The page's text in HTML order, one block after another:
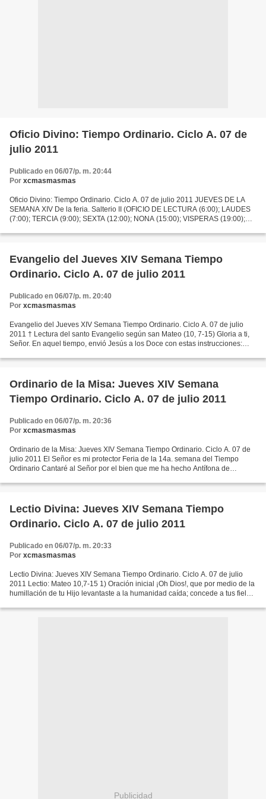
Oficio Divino: Tiempo Ordinario. Ciclo A. 07 de
julio 2011
Publicado en 06/07/p. m. 20:44
Por xcmasmasmas
Oficio Divino: Tiempo Ordinario. Ciclo A. 07 de julio 2011 JUEVES DE LA
SEMANA XIV De la feria. Salterio II (OFICIO DE LECTURA (6:00); LAUDES
(7:00); TERCIA (9:00); SEXTA (12:00); NONA (15:00); VISPERAS (19:00);
Evangelio del Jueves XIV Semana Tiempo
Ordinario. Ciclo A. 07 de julio 2011
Publicado en 06/07/p. m. 20:40
Por xcmasmasmas
Evangelio del Jueves XIV Semana Tiempo Ordinario. Ciclo A. 07 de julio
2011 † Lectura del santo Evangelio según san Mateo (10, 7-15) Gloria a ti,
Señor. En aquel tiempo, envió Jesús a los Doce con estas instrucciones:
Ordinario de la Misa: Jueves XIV Semana
Tiempo Ordinario. Ciclo A. 07 de julio 2011
Publicado en 06/07/p. m. 20:36
Por xcmasmasmas
Ordinario de la Misa: Jueves XIV Semana Tiempo Ordinario. Ciclo A. 07 de
julio 2011 El Señor es mi protector Feria de la 14a. semana del Tiempo
Ordinario Cantaré al Señor por el bien que me ha hecho Antífona de
Lectio Divina: Jueves XIV Semana Tiempo
Ordinario. Ciclo A. 07 de julio 2011
Publicado en 06/07/p. m. 20:33
Por xcmasmasmas
Lectio Divina: Jueves XIV Semana Tiempo Ordinario. Ciclo A. 07 de julio
2011 Lectio: Mateo 10,7-15 1) Oración inicial ¡Oh Dios!, que por medio de la
humillación de tu Hijo levantaste a la humanidad caída; concede a tus fieles
Publicidad